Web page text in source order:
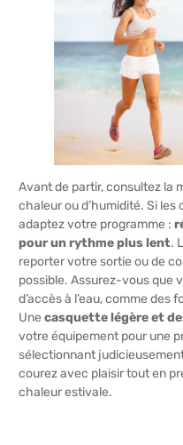
Avant de partir, consultez la
chaleur ou d’humidité. Si
adaptez votre programme :
pour un rythme plus lent.
reporter votre sortie ou de
possible. Assurez-vous que
d’accès à l’eau, comme des
Une casquette légère et
votre équipement pour une
sélectionnant
courez avec plaisir tout en
chaleur estivale.